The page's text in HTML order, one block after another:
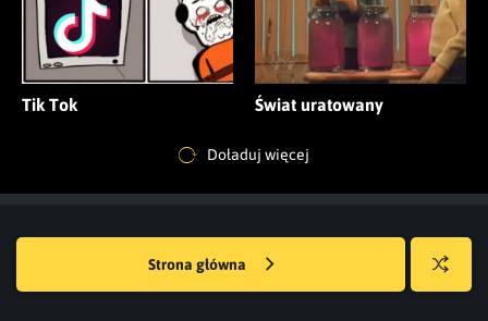
Tik Tok Świat uratowany
Doładuj więcej
Strona główna